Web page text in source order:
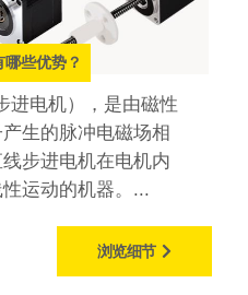
些优势？
进电机），是由磁性
生的脉冲电磁场相
步进电机在电机内
运动的机器。...
浏览细节